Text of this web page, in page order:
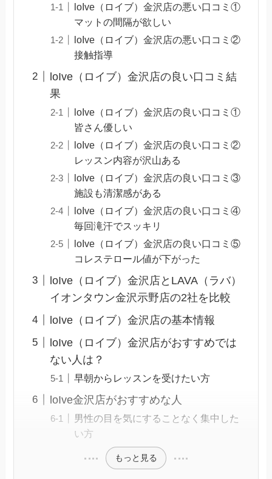
loIve（ロイブ）金沢店の悪い口コミ①
マットの間隔が欲しい
loIve（ロイブ）金沢店の悪い口コミ②
接触指導
loIve（ロイブ）金沢店の良い口コミ結
果
loIve（ロイブ）金沢店の良い口コミ①
皆さん優しい
loIve（ロイブ）金沢店の良い口コミ②
レッスン内容が沢山ある
loIve（ロイブ）金沢店の良い口コミ③
施設も清潔感がある
loIve（ロイブ）金沢店の良い口コミ④
毎回滝汗でスッキリ
loIve（ロイブ）金沢店の良い口コミ⑤
コレステロール値が下がった
loIve（ロイブ）金沢店とLAVA（ラバ）
イオンタウン金沢示野店の2社を比較
loIve（ロイブ）金沢店の基本情報
loIve（ロイブ）金沢店がおすすめでは
ない人は？
早朝からレッスンを受けたい方
loIve金沢店がおすすめな人
男性の目を気にすることなく集中した
い方
もっと見る